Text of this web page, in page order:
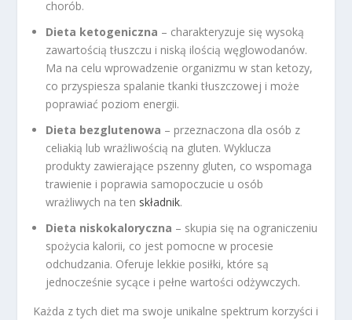
chorób.
Dieta ketogeniczna – charakteryzuje się wysoką
zawartością tłuszczu i niską ilością węglowodanów.
Ma na celu wprowadzenie organizmu w stan ketozy,
co przyspiesza spalanie tkanki tłuszczowej i może
poprawiać poziom energii.
Dieta bezglutenowa – przeznaczona dla osób z
celiakią lub wrażliwością na gluten. Wyklucza
produkty zawierające pszenny gluten, co wspomaga
trawienie i poprawia samopoczucie u osób
wrażliwych na ten składnik.
Dieta niskokaloryczna – skupia się na ograniczeniu
spożycia kalorii, co jest pomocne w procesie
odchudzania. Oferuje lekkie posiłki, które są
jednocześnie sycące i pełne wartości odżywczych.
Każda z tych diet ma swoje unikalne spektrum korzyści i